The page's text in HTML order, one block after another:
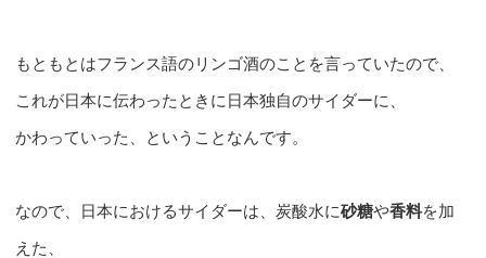
もともとはフランス語のリンゴ酒のことを言っていたので、
これが日本に伝わったときに日本独自のサイダーに、
かわっていった、ということなんです。
なので、日本におけるサイダーは、炭酸水に砂糖や香料を加
えた、